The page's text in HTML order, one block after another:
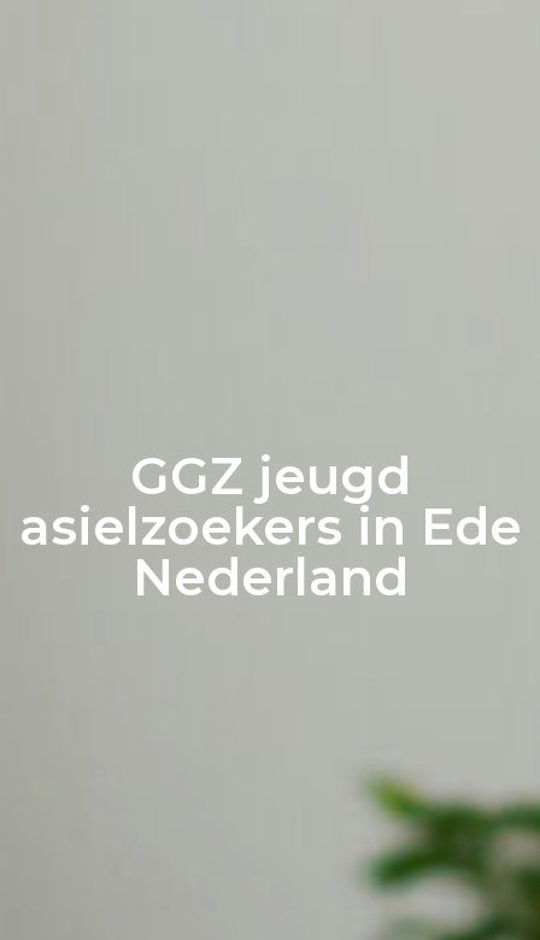
GGZ jeugd
asielzoekers in Ede
Nederland